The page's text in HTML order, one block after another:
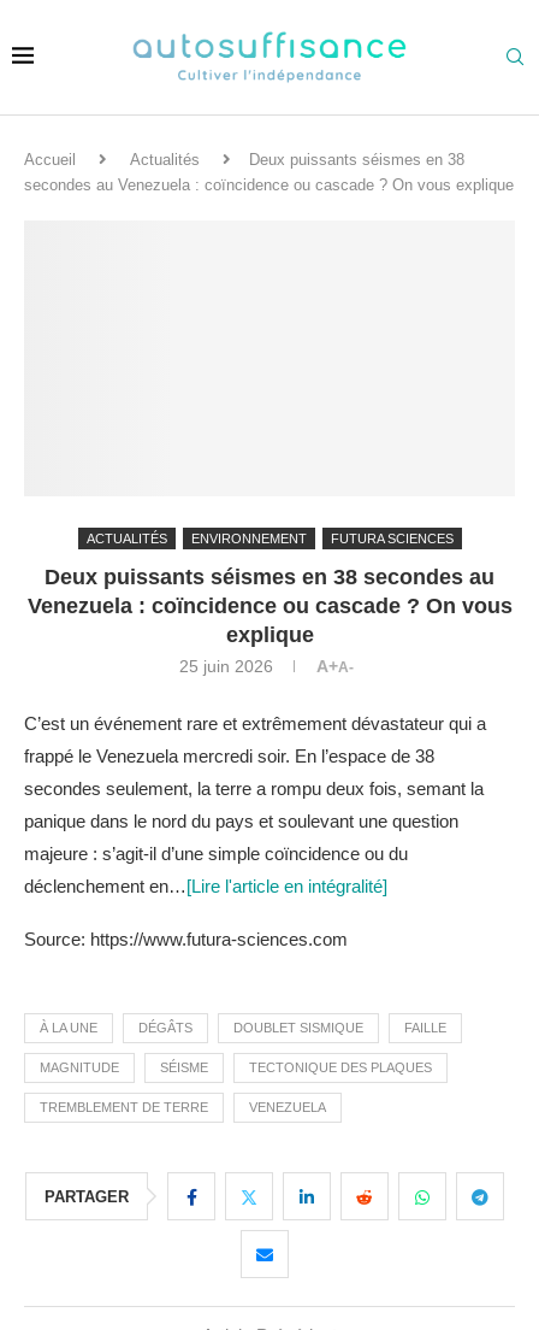
Accueil Actualités
Deux puissants séismes en 38
secondes au Venezuela : coïncidence ou cascade ? On vous explique
ACTUALITÉS ENVIRONNEMENT FUTURA SCIENCES
Deux puissants séismes en 38 secondes au
Venezuela : coïncidence ou cascade ? On vous
explique
25 juin 2026 A+A-
C’est un événement rare et extrêmement dévastateur qui a
frappé le Venezuela mercredi soir. En l’espace de 38
secondes seulement, la terre a rompu deux fois, semant la
panique dans le nord du pays et soulevant une question
majeure : s’agit-il d’une simple coïncidence ou du
déclenchement en… [Lire l'article en intégralité]
Source: https://www.futura-sciences.com
À LA UNE DÉGÂTS DOUBLET SISMIQUE FAILLE
MAGNITUDE SÉISME TECTONIQUE DES PLAQUES
TREMBLEMENT DE TERRE VENEZUELA
PARTAGER